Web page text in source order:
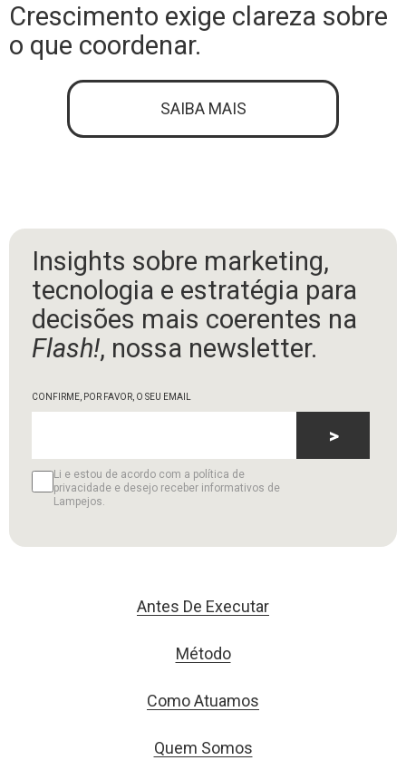
Crescimento exige clareza sobre
o que coordenar.
SAIBA MAIS
Insights sobre marketing,
tecnologia e estratégia para
decisões mais coerentes na
Flash!, nossa newsletter.
CONFIRME, POR FAVOR, O SEU EMAIL
Li e estou de acordo com a política de
privacidade e desejo receber informativos de
Lampejos.
>
Antes De Executar
Método
Como Atuamos
Quem Somos